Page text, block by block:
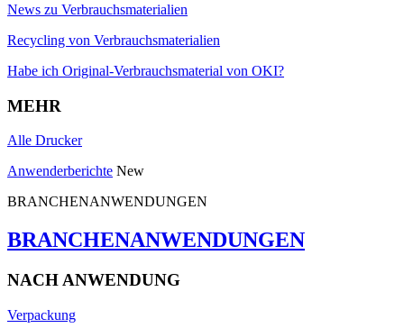
News zu Verbrauchsmaterialien
Recycling von Verbrauchsmaterialien
Habe ich Original-Verbrauchsmaterial von OKI?
MEHR
Alle Drucker
Anwenderberichte New
BRANCHENANWENDUNGEN
BRANCHENANWENDUNGEN
NACH ANWENDUNG
Verpackung